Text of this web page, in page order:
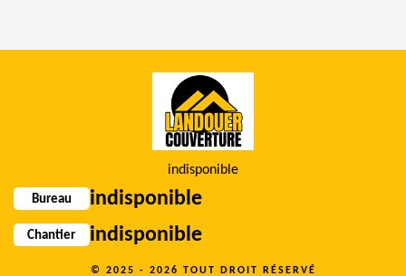
indisponible
Bureau indisponible
Chantier indisponible
© 2025 - 2026 TOUT DROIT RÉSERVÉ